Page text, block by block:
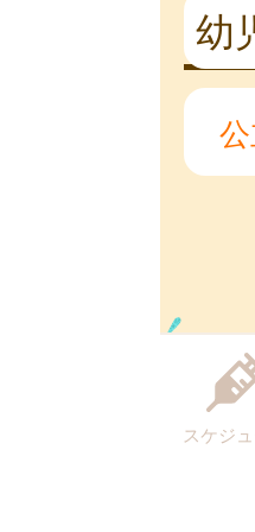
幼
スケジ